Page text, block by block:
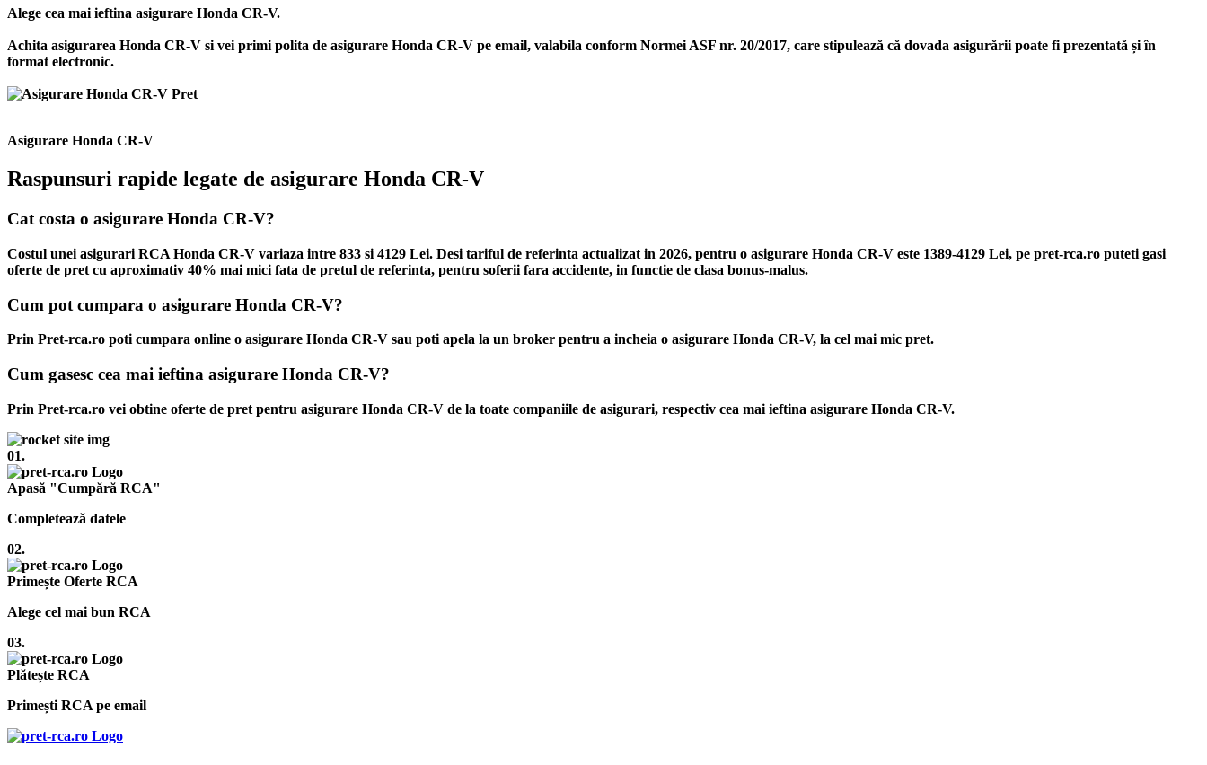
Alege cea mai ieftina asigurare Honda CR-V.
Achita asigurarea Honda CR-V si vei primi polita de asigurare Honda CR-V pe email, valabila conform Normei ASF nr. 20/2017, care stipulează că dovada asigurării poate fi prezentată și în
format electronic.
Asigurare Honda CR-V
Raspunsuri rapide legate de asigurare Honda CR-V
Cat costa o asigurare Honda CR-V?
Costul unei asigurari RCA Honda CR-V variaza intre 833 si 4129 Lei. Desi tariful de referinta actualizat in 2026, pentru o asigurare Honda CR-V este 1389-4129 Lei, pe pret-rca.ro puteti gasi
oferte de pret cu aproximativ 40% mai mici fata de pretul de referinta, pentru soferii fara accidente, in functie de clasa bonus-malus.
Cum pot cumpara o asigurare Honda CR-V?
Prin Pret-rca.ro poti cumpara online o asigurare Honda CR-V sau poti apela la un broker pentru a incheia o asigurare Honda CR-V, la cel mai mic pret.
Cum gasesc cea mai ieftina asigurare Honda CR-V?
Prin Pret-rca.ro vei obtine oferte de pret pentru asigurare Honda CR-V de la toate companiile de asigurari, respectiv cea mai ieftina asigurare Honda CR-V.
01.
Apasă "Cumpără RCA"
Completează datele
02.
Primește Oferte RCA
Alege cel mai bun RCA
03.
Plătește RCA
Primești RCA pe email